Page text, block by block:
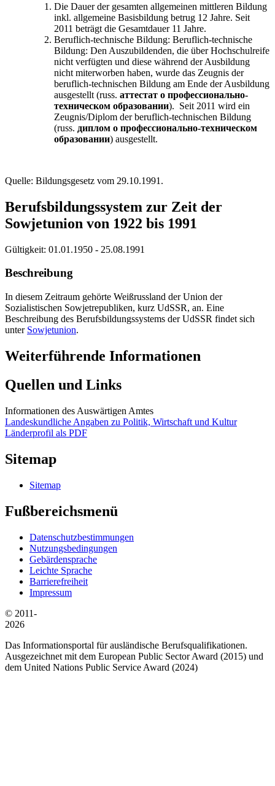
Die Dauer der gesamten allgemeinen mittleren Bildung
inkl. allgemeine Basisbildung betrug 12 Jahre. Seit
2011 beträgt die Gesamtdauer 11 Jahre.
Beruflich-technische Bildung: Beruflich-technische
Bildung: Den Auszubildenden, die über Hochschulreife
nicht verfügten und diese während der Ausbildung
nicht miterworben haben, wurde das Zeugnis der
beruflich-technischen Bildung am Ende der Ausbildung
ausgestellt (russ. аттестат о профессионально-
техническом образовании). Seit 2011 wird ein
Zeugnis/Diplom der beruflich-technischen Bildung
(russ. диплом о профессионально-техническом
образовании) ausgestellt.
Quelle: Bildungsgesetz vom 29.10.1991.
Berufsbildungssystem zur Zeit der
Sowjetunion von 1922 bis 1991
Gültigkeit: 01.01.1950 - 25.08.1991
Beschreibung
In diesem Zeitraum gehörte Weißrussland der Union der
Sozialistischen Sowjetrepubliken, kurz UdSSR, an. Eine
Beschreibung des Berufsbildungssystems der UdSSR findet sich
unter Sowjetunion.
Weiterführende Informationen
Quellen und Links
Informationen des Auswärtigen Amtes
Landeskundliche Angaben zu Politik, Wirtschaft und Kultur
Länderprofil als PDF
Sitemap
Sitemap
Fußbereichsmenü
Datenschutzbestimmungen
Nutzungsbedingungen
Gebärdensprache
Leichte Sprache
Barrierefreiheit
Impressum
© 2011-
2026
Das Informationsportal für ausländische Berufsqualifikationen.
Ausgezeichnet mit dem European Public Sector Award (2015) und
dem United Nations Public Service Award (2024)